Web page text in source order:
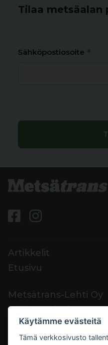
Tilaa metsäalan
Sähköpostiosoite *
Artikkelit
Etusivu
Metsätrans-Lehti Oy
Asiakaspalvelu
Yhteystiedot
Palaute
Käytämme evästeitä
Tämä verkkosivusto